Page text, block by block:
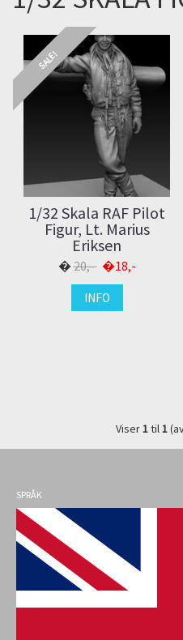
SALE!
1/32 Skala RAF Pilot
Figur, Lt. Marius
Eriksen
20,- 18,-
INFO
Viser1til1
SPRÅK